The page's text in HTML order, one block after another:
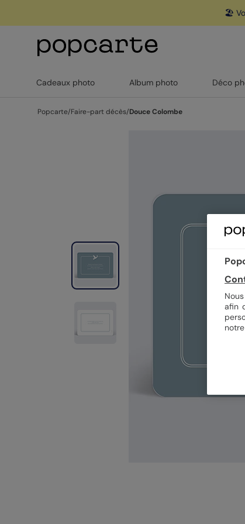
🏖️
Cadeaux photo Album photo Déco
Popcarte/Faire-part décès/Douce Colombe
afin
notre